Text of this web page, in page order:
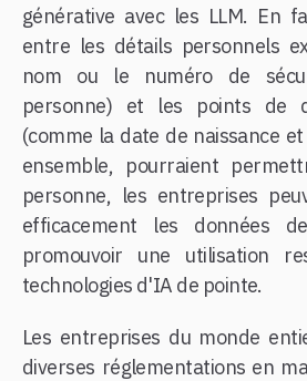
générative avec les LLM. En
entre les détails personnels
nom ou le numéro de
personne) et les points de
(comme la date de naissance
ensemble, pourraient
personne, les entreprises
efficacement les données
promouvoir une utilisation
technologies d'IA de pointe.
Les entreprises du monde
diverses réglementations en